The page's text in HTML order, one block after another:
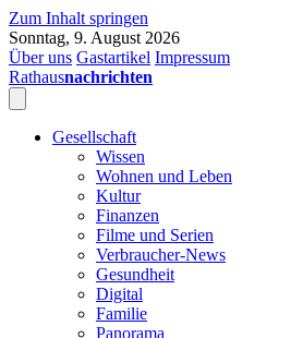
Zum Inhalt springen
Sonntag, 9. August 2026
Über uns Gastartikel Impressum
Rathausnachrichten
Gesellschaft
Wissen
Wohnen und Leben
Kultur
Finanzen
Filme und Serien
Verbraucher-News
Gesundheit
Digital
Familie
Panorama